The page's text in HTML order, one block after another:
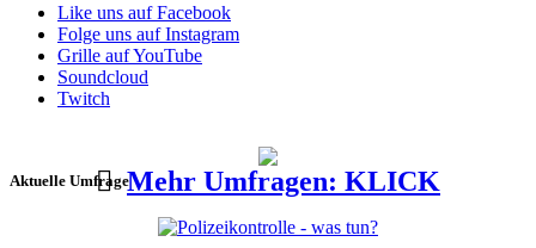
Like uns auf Facebook
Folge uns auf Instagram
Grille auf YouTube
Soundcloud
Twitch
Aktuelle UmfrageMehr Umfragen: KLICK